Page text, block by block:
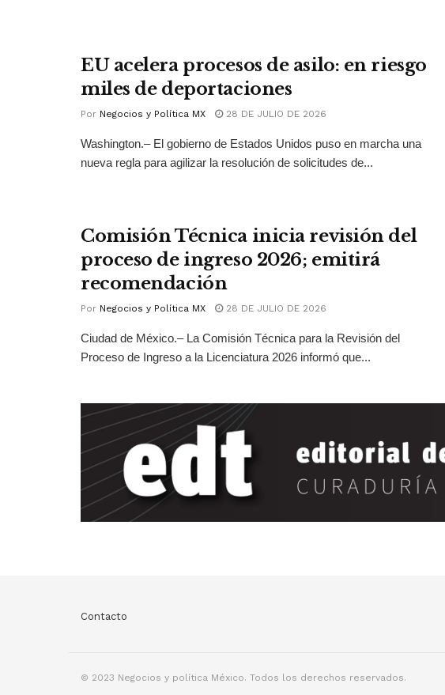
EU acelera procesos de asilo: en riesgo
miles de deportaciones
Por Negocios y Política MX 28 DE JULIO DE 2026
Washington.– El gobierno de Estados Unidos puso en marcha una
nueva regla para agilizar la resolución de solicitudes de...
Comisión Técnica inicia revisión del
proceso de ingreso 2026; emitirá
recomendación
Por Negocios y Política MX 28 DE JULIO DE 2026
Ciudad de México.– La Comisión Técnica para la Revisión del
Proceso de Ingreso a la Licenciatura 2026 informó que...
Contacto
© 2023 Negocios y política México. Todos los derechos reservados.